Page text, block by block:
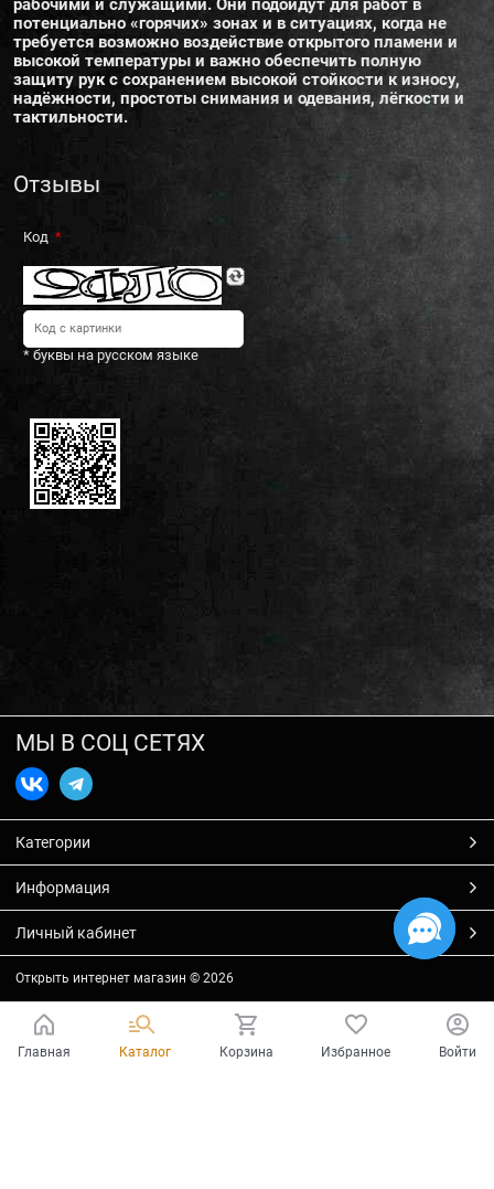
рабочими и служащими. Они подойдут для работ в
потенциально «горячих» зонах и в ситуациях, когда не
требуется возможно воздействие открытого пламени и
высокой температуры и важно обеспечить полную
защиту рук с сохранением высокой стойкости к износу,
надёжности, простоты снимания и одевания, лёгкости и
тактильности.
Отзывы
Код
* буквы на русском языке
МЫ В СОЦ СЕТЯХ
Категории
Информация
Личный кабинет
Открыть интернет магазин © 2026
Главная Каталог Корзина Избранное Войти